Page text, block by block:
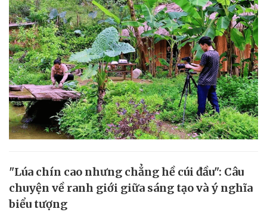
"Lúa chín cao nhưng chẳng hề cúi đầu": Câu
chuyện về ranh giới giữa sáng tạo và ý nghĩa
biểu tượng